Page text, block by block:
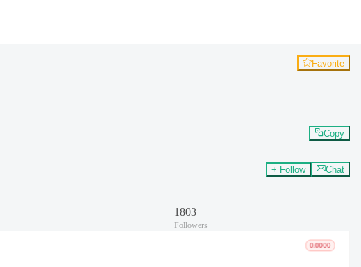
Favorite
Copy
+ Follow Chat
1803
Followers